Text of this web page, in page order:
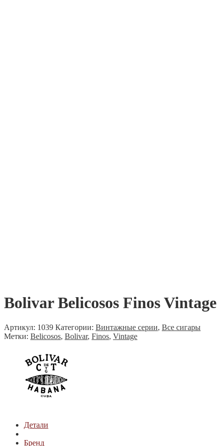
Bolivar Belicosos Finos Vintage
Артикул: 1039 Категории: Винтажные серии, Все сигары
Метки: Belicosos, Bolivar, Finos, Vintage
Детали
Бренд